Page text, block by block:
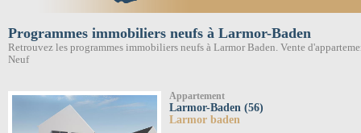
Programmes immobiliers neufs à Larmor-Baden
Retrouvez les programmes immobiliers neufs à Larmor Baden. Vente
Neuf
Appartement
Larmor-Baden (56)
Larmor baden